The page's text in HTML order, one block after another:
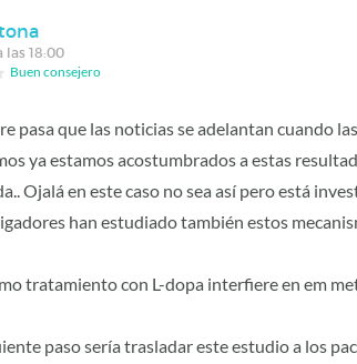
las 18:00
Buen consejero
pasa que las noticias se adelantan cuando
ya estamos acostumbrados a estas
Ojalá en este caso no sea así pero está
han estudiado también estos
tratamiento con L-dopa interfiere en em
paso sería trasladar este estudio a los